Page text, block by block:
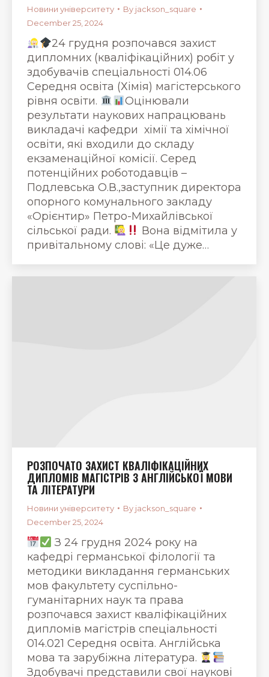
Новини університету By jackson_square
December 25, 2024
24 грудня розпочався захист
дипломних (кваліфікаційних) робіт у
здобувачів спеціальності 014.06
Середня освіта (Хімія) магістерського
рівня освіти.
Оцінювали
результати наукових напрацювань
викладачі кафедри хімії та хімічної
освіти, які входили до складу
екзаменаційної комісії. Серед
потенційних роботодавців –
Подлевська О.В.,заступник директора
опорного комунального закладу
«Орієнтир» Петро-Михайлівської
сільської ради.
Вона відмітила у
привітальному слові: «Це дуже…
РОЗПОЧАТО ЗАХИСТ КВАЛІФІКАЦІЙНИХ
ДИПЛОМІВ МАГІСТРІВ З АНГЛІЙСЬКОЇ МОВИ
ТА ЛІТЕРАТУРИ
Новини університету By jackson_square
December 25, 2024
З 24 грудня 2024 року на
кафедрі германської філології та
методики викладання германських
мов факультету суспільно-
гуманітарних наук та права
розпочався захист кваліфікаційних
дипломів магістрів спеціальності
014.021 Середня освіта. Англійська
мова та зарубіжна література.
Здобувачі представили свої наукові